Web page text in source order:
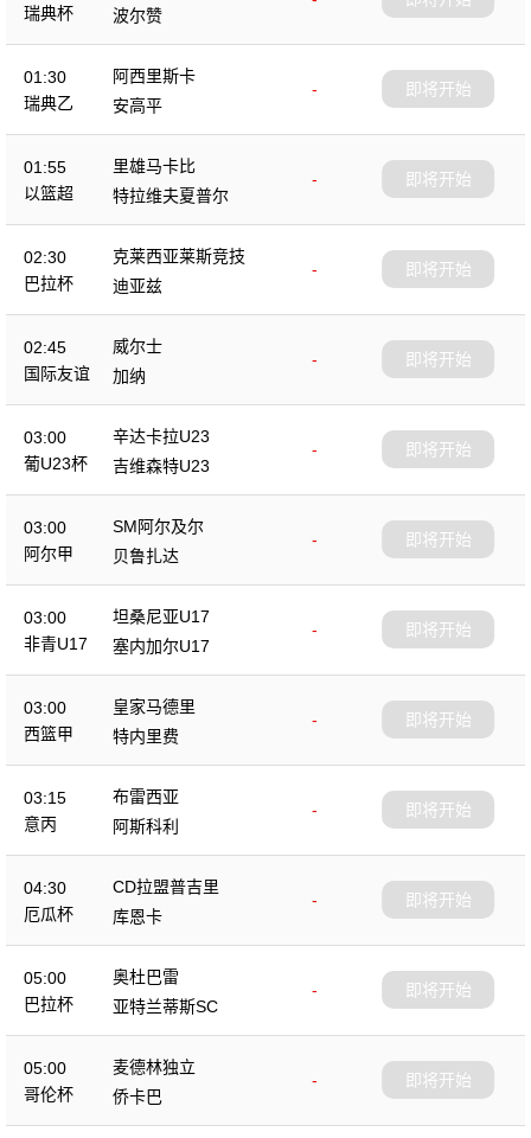
瑞典杯
波尔赞
01:30
瑞典乙
阿西里斯卡
-
安高平
即将开始
01:55
以篮超
里雄马卡比
-
特拉维夫夏普尔
即将开始
02:30
巴拉杯
克莱西亚莱斯竞技
-
迪亚兹
即将开始
02:45
国际友谊
威尔士
-
加纳
即将开始
03:00
葡U23杯
辛达卡拉U23
-
吉维森特U23
即将开始
03:00
阿尔甲
SM阿尔及尔
-
贝鲁扎达
即将开始
03:00
非青U17
坦桑尼亚U17
-
塞内加尔U17
即将开始
03:00
西篮甲
皇家马德里
-
特内里费
即将开始
03:15
意丙
布雷西亚
-
阿斯科利
即将开始
04:30
厄瓜杯
CD拉盟普吉里
-
库恩卡
即将开始
05:00
巴拉杯
奥杜巴雷
-
亚特兰蒂斯SC
即将开始
05:00
哥伦杯
麦德林独立
-
侨卡巴
即将开始